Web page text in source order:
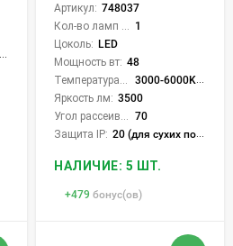
Артикул: 748037
1
Цоколь: LED
Мощность вт: 48
3000-6000K (плавная рег.)
Яркость лм: 3500
70
Защита IP: 20 (для сухих пом.)
НАЛИЧИЕ: 5 ШТ.
+479 бонус(ов)